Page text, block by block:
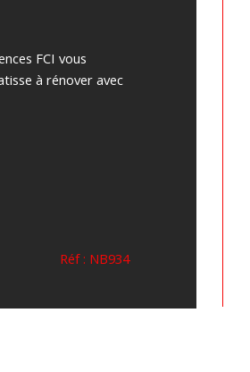
FCI vous
à rénover avec
Réf : NB934